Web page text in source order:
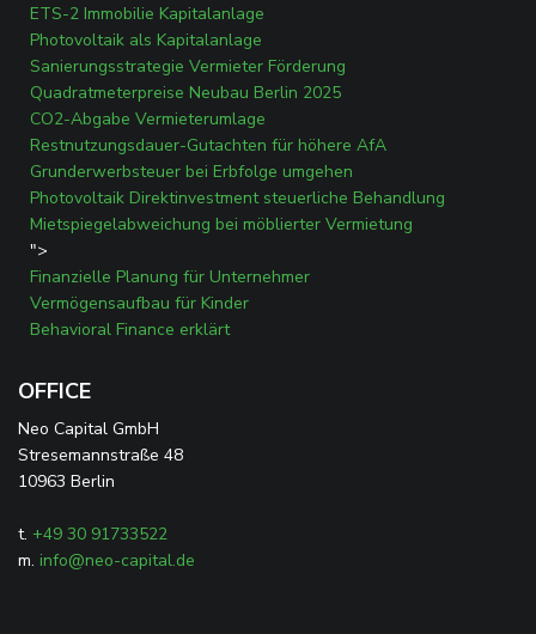
ETS-2 Immobilie Kapitalanlage
Photovoltaik als Kapitalanlage
Sanierungsstrategie Vermieter Förderung
Quadratmeterpreise Neubau Berlin 2025
CO2-Abgabe Vermieterumlage
Restnutzungsdauer-Gutachten für höhere AfA
Grunderwerbsteuer bei Erbfolge umgehen
Photovoltaik Direktinvestment steuerliche Behandlung
Mietspiegelabweichung bei möblierter Vermietung
">
Finanzielle Planung für Unternehmer
Vermögensaufbau für Kinder
Behavioral Finance erklärt
OFFICE
Neo Capital GmbH
Stresemannstraße 48
10963 Berlin
t. +49 30 91733522
m. info@neo-capital.de